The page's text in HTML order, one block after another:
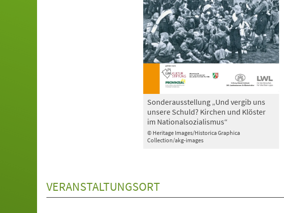
© Heritage Images/Historica Graphica
Collection/akg-images
Sonderausstellung „Und vergib uns
unsere Schuld? Kirchen und Klöster
im Nationalsozialismus“
VERANSTALTUNGSORT